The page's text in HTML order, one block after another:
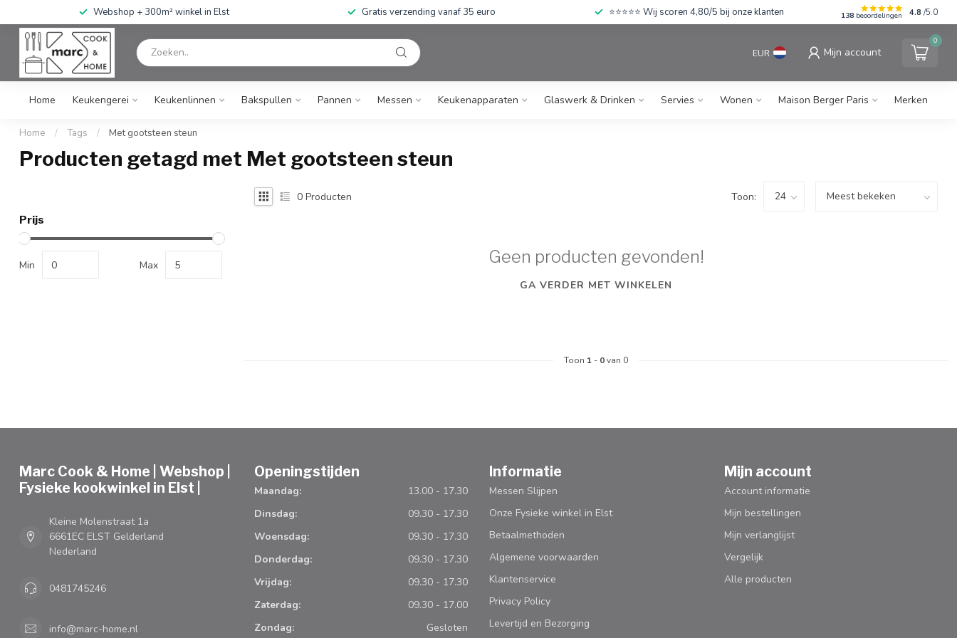
Webshop + 300m² winkel in Elst Gratis verzending vanaf 35 euro ⭐⭐⭐⭐⭐ Wij scoren 4,80/5 bij onze klanten 138 beoordelingen 4.8 /5.0
EUR Mijn account
0
Home Keukengerei Keukenlinnen Bakspullen Pannen Messen Keukenapparaten Glaswerk & Drinken Servies Wonen Maison Berger Paris Merken
Home / Tags / Met gootsteen steun
Producten getagd met Met gootsteen steun
Prijs
Min Max
0 Producten Toon:
Geen producten gevonden!
GA VERDER MET WINKELEN
Toon 1 - 0van 0
Marc Cook & Home | Webshop |
Fysieke kookwinkel in Elst |
Kleine Molenstraat 1a
6661EC ELST Gelderland
Nederland
0481745246
info@marc-home.nl
Openingstijden
Maandag:
13.00 - 17.30
Dinsdag:
09.30 - 17.30
Woensdag:
09.30 - 17.30
Donderdag:
09.30 - 17.30
Vrijdag:
09.30 - 17.30
Zaterdag:
09.30 - 17.00
Zondag:
Gesloten
Informatie
Messen Slijpen
Onze Fysieke winkel in Elst
Betaalmethoden
Algemene voorwaarden
Klantenservice
Privacy Policy
Levertijd en Bezorging
Mijn account
Account informatie
Mijn bestellingen
Mijn verlanglijst
Vergelijk
Alle producten